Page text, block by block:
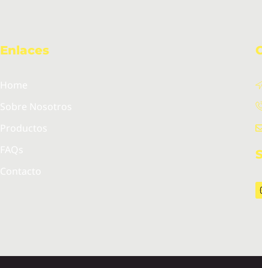
Enlaces
Home
Sobre Nosotros
Productos
FAQs
Contacto